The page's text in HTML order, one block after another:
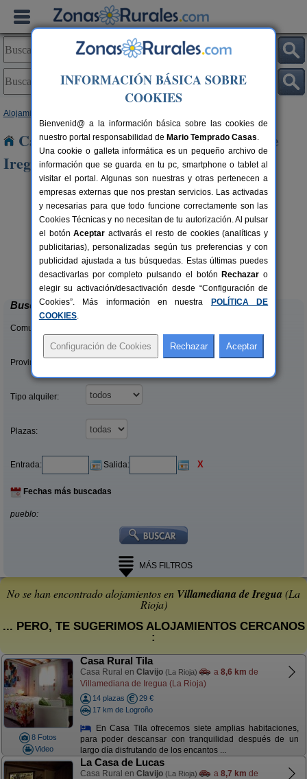
Alojamientos
Casas Rurales cerca de Villamediana de
Iregua
8+6 pers.
desde25 €
Casa Rural Cerro de Mirabel
Grañón (La Rioja)
Buscar
Comunidades:
Provincias/Islas:
Tipo alquiler:
Plazas:
Entrada: Salida: X
Fechas más buscadas
pueblo:
MÁS FILTROS
No se han encontrado alojamientos en Villamediana de Iregua (La
Rioja)
... PERO, TE SUGERIMOS ALOJAMIENTOS CERCANOS
:
8 Fotos
Video
Casa Rural Tila
Casa Rural en Clavijo (La Rioja) a 8,6 km de
Villamediana de Iregua (La Rioja)
14 plazas
29 €
17 km de Logroño
En Casa Tila ofrecemos siete amplias habitaciones,
para poder descansar con tranquilidad después de un
largo día disfrutando de los encantos ...
La Casa de Lucas
Casa Rural en Clavijo (La Rioja) a 8,7 km de
INFORMACIÓN BÁSICA SOBRE
COOKIES
Bienvenid@ a la información básica sobre las cookies de
nuestro portal responsabilidad de Mario Temprado Casas.
Una cookie o galleta informática es un pequeño archivo de
información que se guarda en tu pc, smartphone o tablet al
visitar el portal. Algunas son nuestras y otras pertenecen a
empresas externas que nos prestan servicios. Las activadas
y necesarias para que todo funcione correctamente son las
Cookies Técnicas y no necesitan de tu autorización. Al pulsar
el botónAceptar activarás el resto de cookies (analíticas y
publicitarias), personalizadas según tus preferencias y con
publicidad ajustada a tus búsquedas. Estas últimas puedes
desactivarlas por completo pulsando el botón Rechazar o
elegir su activación/desactivación desde “Configuración de
Cookies”. Más información en nuestra
POLÍTICA DE
COOKIES.